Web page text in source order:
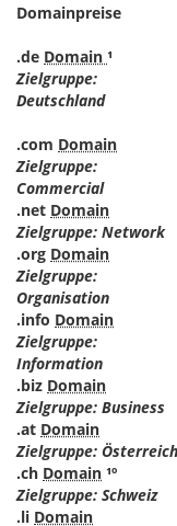
Domainpreise
.de Domain ¹
Zielgruppe:
Deutschland
.com Domain
Zielgruppe:
Commercial
.net Domain
Zielgruppe: Network
.org Domain
Zielgruppe:
Organisation
.info Domain
Zielgruppe:
Information
.biz Domain
Zielgruppe: Business
.at Domain
Zielgruppe: Österreich
.ch Domain ¹º
Zielgruppe: Schweiz
.li Domain